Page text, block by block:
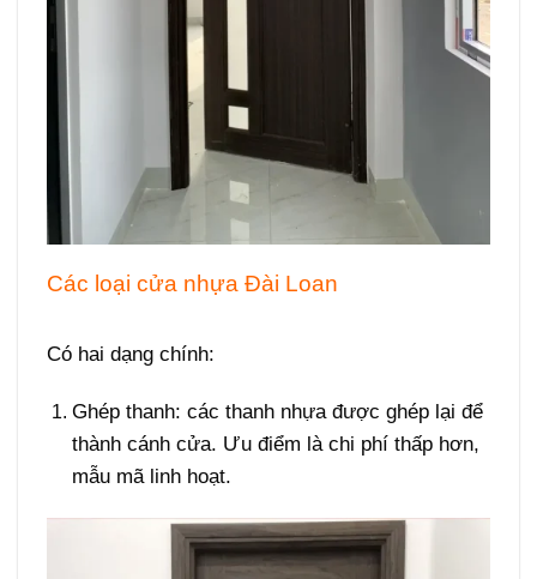
Các loại cửa nhựa Đài Loan
Có hai dạng chính:
Ghép thanh: các thanh nhựa được ghép lại để
thành cánh cửa. Ưu điểm là chi phí thấp hơn,
mẫu mã linh hoạt.